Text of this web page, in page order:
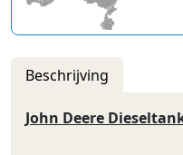
Beschrijving
John Deere